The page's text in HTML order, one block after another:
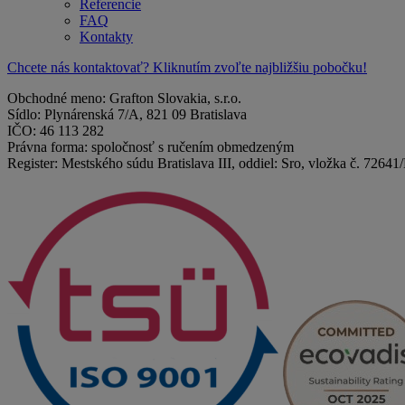
Referencie
FAQ
Kontakty
Chcete nás kontaktovať? Kliknutím zvoľte najbližšiu pobočku!
Obchodné meno: Grafton Slovakia, s.r.o.
Sídlo: Plynárenská 7/A, 821 09 Bratislava
IČO: 46 113 282
Právna forma: spoločnosť s ručením obmedzeným
Register: Mestského súdu Bratislava III, oddiel: Sro, vložka č.